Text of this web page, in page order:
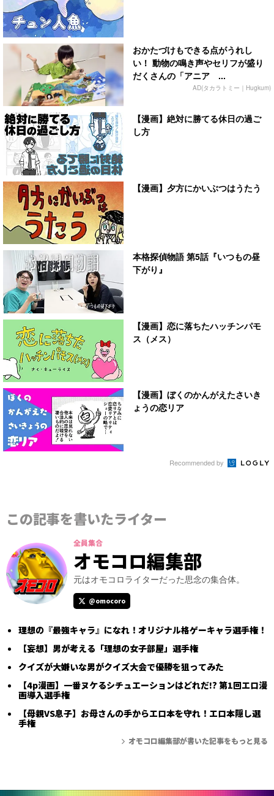
おかたづけもできる点がうれし
い！ 動物の鳴き声やセリフが盛り
だくさんの「アニア ...
AD(タカラトミー｜Hugkum)
【漫画】絶対に勝てる休日の過ご
し方
【漫画】夕方にかいぶつはうたう
本格探偵物語 第5話『いつもの昼
下がり』
【漫画】恋に落ちたハッチンパモ
ス（メス）
【漫画】ぼくのかんがえたさいき
ょうの恋リア
Recommended by
この記事を書いたライター
全員集合
オモコロ編集部
元はオモコロライターだった思念の集合体。
@omocoro
理想の『最強キャラ』になれ！オリジナル格ゲーキャラ選手権！
【妄想】男が考える「理想の女子部屋」選手権
クイズが大嫌いな男がクイズ大会で優勝を狙ってみた
【4p漫画】一番ヌケるシチュエーションはどれだ!? 第1回エロ漫
画導入選手権
【母親VS息子】お母さんの手からエロ本を守れ！エロ本隠し選
手権
オモコロ編集部が書いた記事をもっと見る